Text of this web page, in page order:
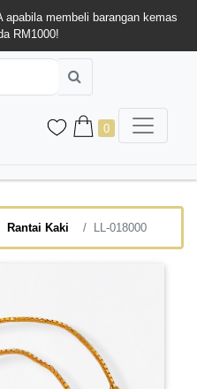
apabila membeli barangan kemas
RM1000!
0
Rantai Kaki LL-018000